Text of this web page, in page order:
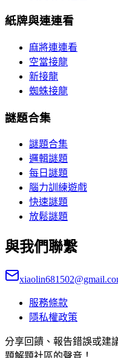
紙牌與連連看
麻將連連看
空當接龍
新接龍
蜘蛛接龍
謎題合集
謎題合集
邏輯謎題
每日謎題
腦力訓練遊戲
快速謎題
放鬆謎題
與我們聯繫
服務條款
隱私權政策
分享回饋、報告錯誤或建